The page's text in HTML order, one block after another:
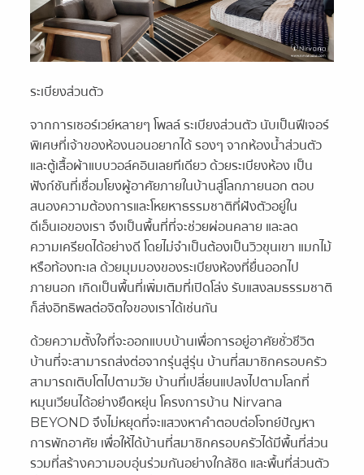
ระเบียงส่วนตัว
จากการเซอร์เวย์หลายๆ โพลล์ ระเบียงส่วนตัว นับเป็นฟีเจอร์
พิเศษที่เจ้าของห้องนอนอยากได้ รองๆ จากห้องน้ำส่วนตัว
และตู้เสื้อผ้าแบบวอล์คอินเลยทีเดียว ด้วยระเบียงห้อง เป็น
ฟังก์ชันที่เชื่อมโยงผู้อาศัยภายในบ้านสู่โลกภายนอก ตอบ
สนองความต้องการและโหยหาธรรมชาติที่ฝังตัวอยู่ใน
ดีเอ็นเอของเรา จึงเป็นพื้นที่ที่จะช่วยผ่อนคลาย และลด
ความเครียดได้อย่างดี โดยไม่จำเป็นต้องเป็นวิวขุนเขา แมกไม้
หรือท้องทะเล ด้วยมุมมองของระเบียงห้องที่ยื่นออกไป
ภายนอก เกิดเป็นพื้นที่เพิ่มเติมที่เปิดโล่ง รับแสงลมธรรมชาติ
ก็ส่งอิทธิพลต่อจิตใจของเราได้เช่นกัน
ด้วยความตั้งใจที่จะออกแบบบ้านเพื่อการอยู่อาศัยชั่วชีวิต
บ้านที่จะสามารถส่งต่อจากรุ่นสู่รุ่น บ้านที่สมาชิกครอบครัว
สามารถเติบโตไปตามวัย บ้านที่เปลี่ยนแปลงไปตามโลกที่
หมุนเวียนได้อย่างยืดหยุ่น โครงการบ้าน Nirvana
BEYOND จึงไม่หยุดที่จะแสวงหาคำตอบต่อโจทย์ปัญหา
การพักอาศัย เพื่อให้ได้บ้านที่สมาชิกครอบครัวได้มีพื้นที่ส่วน
รวมที่สร้างความอบอุ่นร่วมกันอย่างใกล้ชิด และพื้นที่ส่วนตัว